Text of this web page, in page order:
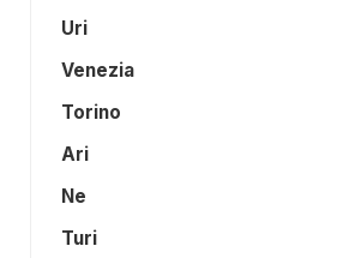
Uri
Venezia
Torino
Ari
Ne
Turi